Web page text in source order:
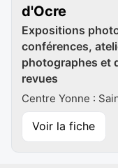
d'Ocre
Expositions
conférences,
photographes et
revues
Centre Yonne :
Voir la fiche